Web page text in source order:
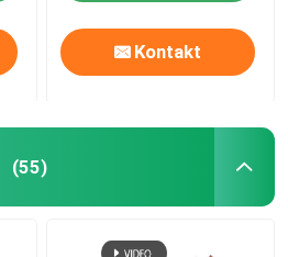
Kontakt
(55)